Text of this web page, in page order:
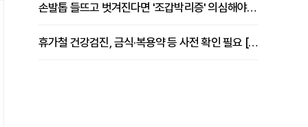
손발톱 들뜨고 벗겨진다면 '조갑박리증' 의심해야 [김철윤 원장 칼럼]
휴가철 건강검진, 금식·복용약 등 사전 확인 필요 [정도감 원장 칼럼]